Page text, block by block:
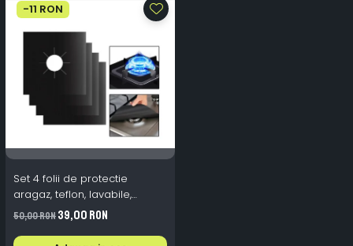
-11 RON
Set 4 folii de protectie
aragaz, teflon, lavabile,
reutilizabile, Negru/Gri
50,00 RON39,00 RON